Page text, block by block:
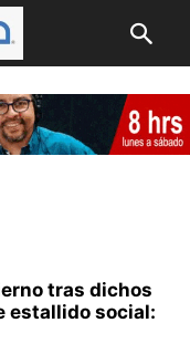
tras dichos
estallido social: